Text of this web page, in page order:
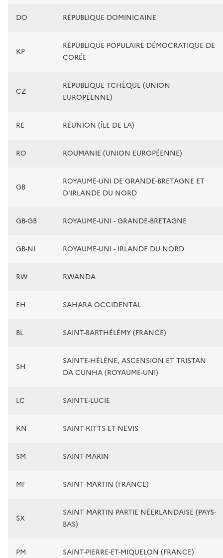
DO RÉPUBLIQUE DOMINICAINE
KP
RÉPUBLIQUE POPULAIRE DÉMOCRATIQUE DE
CORÉE
CZ
RÉPUBLIQUE TCHÈQUE (UNION
EUROPÉENNE)
RE RÉUNION (ÎLE DE LA)
RO ROUMANIE (UNION EUROPÉENNE)
GB
ROYAUME-UNI DE GRANDE-BRETAGNE ET
D'IRLANDE DU NORD
GB-GB ROYAUME-UNI - GRANDE-BRETAGNE
GB-NI ROYAUME-UNI - IRLANDE DU NORD
RW RWANDA
EH SAHARA OCCIDENTAL
BL SAINT-BARTHÉLÉMY (FRANCE)
SH
SAINTE-HÉLÈNE, ASCENSION ET TRISTAN
DA CUNHA (ROYAUME-UNI)
LC SAINTE-LUCIE
KN SAINT-KITTS-ET-NEVIS
SM SAINT-MARIN
MF SAINT MARTIN (FRANCE)
SX
SAINT MARTIN PARTIE NÉERLANDAISE (PAYS-
BAS)
PM SAINT-PIERRE-ET-MIQUELON (FRANCE)